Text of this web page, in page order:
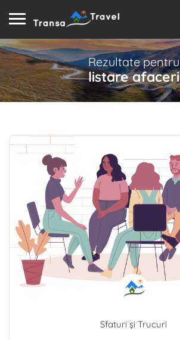
Rezultate pentru
listare afaceri
Sfaturi și Trucuri